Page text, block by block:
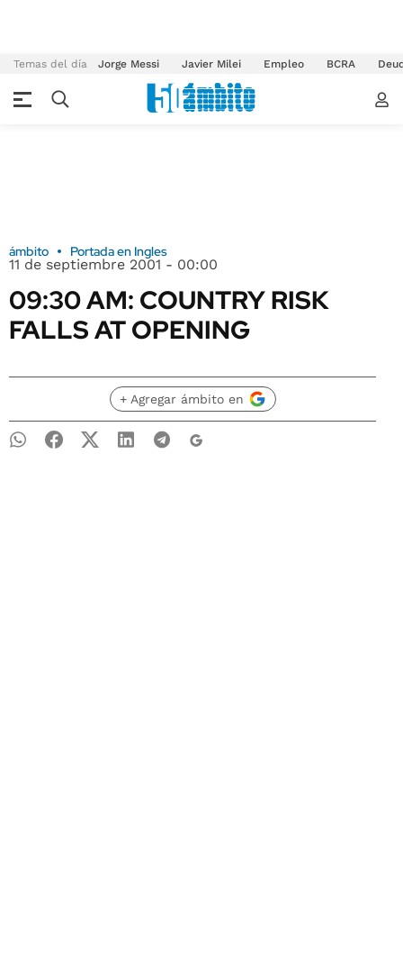
Temas del día Jorge Messi Javier Milei Empleo BCRA
ámbito Portada en Ingles
11 de septiembre 2001 - 00:00
09:30 AM: COUNTRY RISK
FALLS AT OPENING
+ Agregar ámbito en